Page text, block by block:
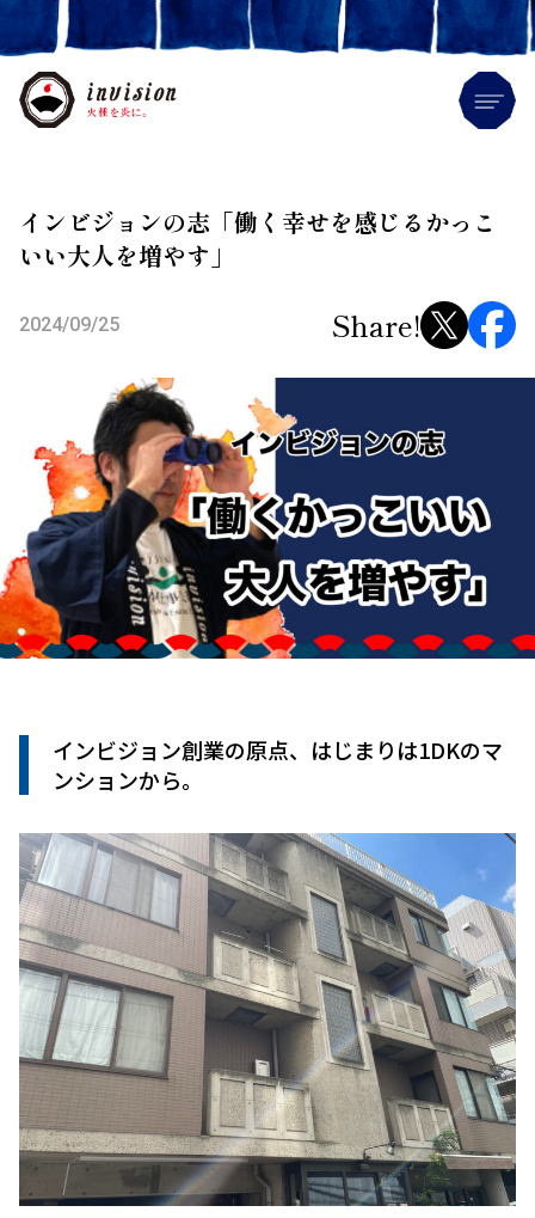
インビジョンの志「働く幸せを感じるかっこ
いい大人を増やす」
2024/09/25 Share!
インビジョン創業の原点、はじまりは1DKのマ
ンションから。